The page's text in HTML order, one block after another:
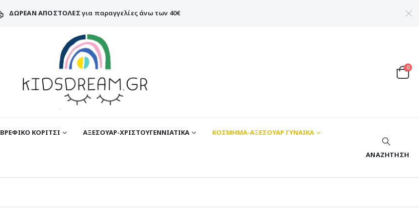
ΔΩΡΕΑΝ ΑΠΟΣΤΟΛΕΣγια παραγγελίες άνω των 40€
0
ΒΡΕΦΙΚΟ ΚΟΡΙΤΣΙ ΑΞΕΣΟΥΑΡ-ΧΡΙΣΤΟΥΓΕΝΝΙΑΤΙΚΑ ΚΟΣΜΗΜΑ-ΑΞΕΣΟΥΑΡ ΓΥΝΑΙΚΑ
ΑΝΑΖΉΤΗΣΗ